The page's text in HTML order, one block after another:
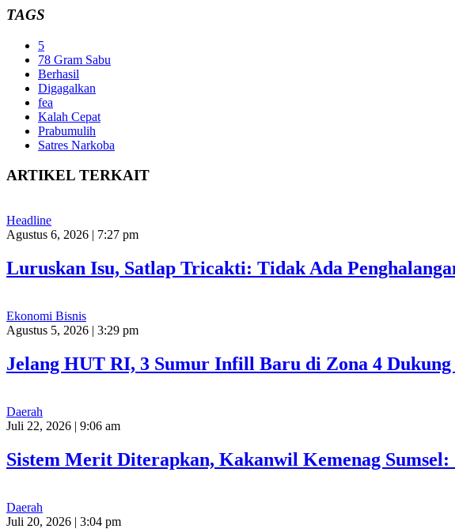
TAGS
5
78 Gram Sabu
Berhasil
Digagalkan
fea
Kalah Cepat
Prabumulih
Satres Narkoba
ARTIKEL TERKAIT
Headline
Agustus 6, 2026 | 7:27 pm
Luruskan Isu, Satlap Tricakti: Tidak Ada
Ekonomi Bisnis
Agustus 5, 2026 | 3:29 pm
Jelang HUT RI, 3 Sumur Infill Baru di Zona 4
Daerah
Juli 22, 2026 | 9:06 am
Sistem Merit Diterapkan, Kakanwil Kemenag
Daerah
Juli 20, 2026 | 3:04 pm